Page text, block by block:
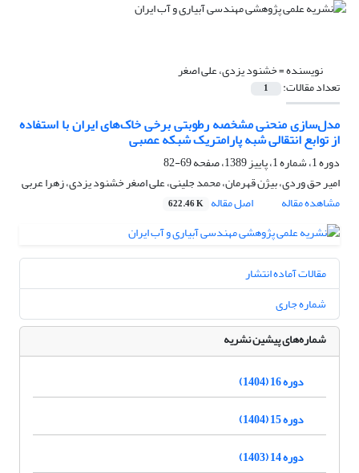
نویسنده =خشنود یزدی، علی اصغر
تعداد مقالات: 1
مدل‌سازی منحنی مشخصه رطوبتی برخی خاک‌های ایران با استفاده
از توابع انتقالی شبه پارامتریک شبکه عصبی
دوره 1، شماره 1، پاییز 1389، صفحه
69-82
امیر حق وردی، بیژن قهرمان، محمد جلینی، علی اصغر خشنود یزدی، زهرا عربی
مشاهده مقاله
اصل مقاله 622.46 K
مقالات آماده انتشار
شماره جاری
شماره‌های پیشین نشریه
دوره 16 (1404)
دوره 15 (1404)
دوره 14 (1403)